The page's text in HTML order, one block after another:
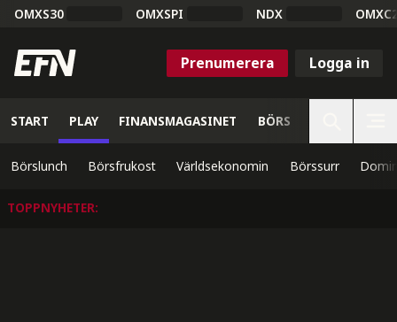
OMXS30 OMXSPI NDX
Prenumerera Logga in
START PLAY FINANSMAGASINET BÖRS
Börslunch Börsfrukost Världsekonomin Börssurr
TOPPNYHETER: